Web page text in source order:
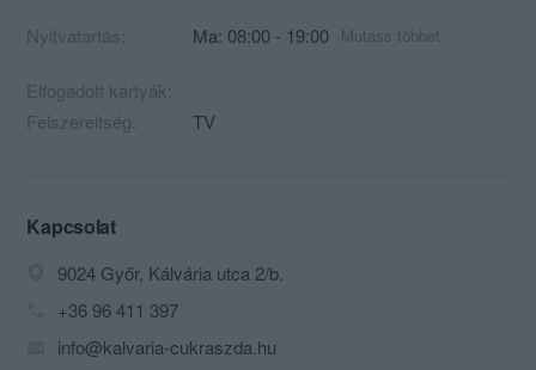
Nyitvatartás: Ma: 08:00 - 19:00 Mutass többet
Elfogadott kártyák:
Felszereltség:
TV
Kapcsolat
9024 Győr, Kálvária utca 2/b.
+36 96 411 397
info@kalvaria-cukraszda.hu